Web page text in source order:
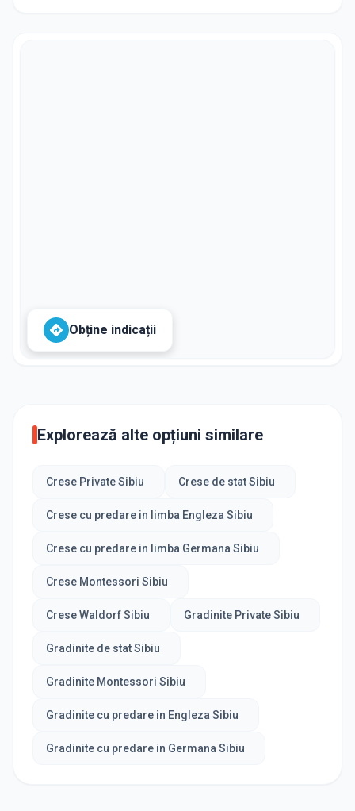
Obține indicații
Explorează alte opțiuni similare
Crese Private Sibiu Crese de stat Sibiu
Crese cu predare in limba Engleza Sibiu
Crese cu predare in limba Germana Sibiu
Crese Montessori Sibiu
Crese Waldorf Sibiu Gradinite Private Sibiu
Gradinite de stat Sibiu
Gradinite Montessori Sibiu
Gradinite cu predare in Engleza Sibiu
Gradinite cu predare in Germana Sibiu